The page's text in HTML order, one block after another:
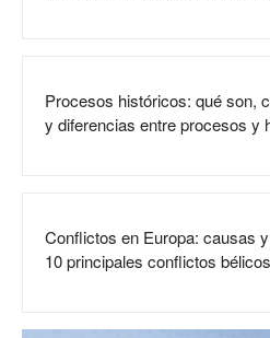
Procesos históricos: qué son,
y diferencias entre procesos y
Conflictos en Europa: causas
10 principales conflictos